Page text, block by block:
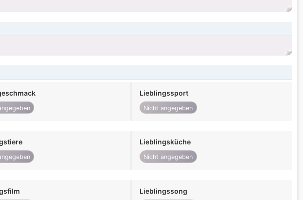
Lieblingssport
Nicht angegeben
Lieblingsküche
Nicht angegeben
Lieblingssong